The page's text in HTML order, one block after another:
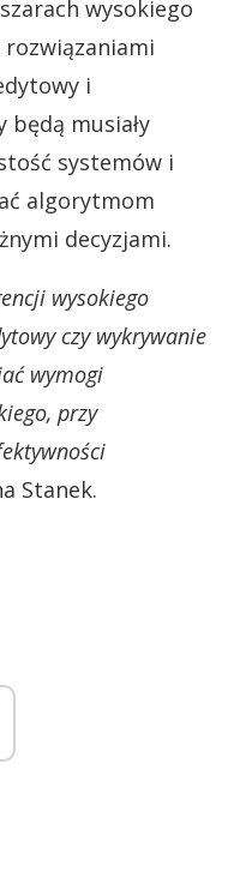
wysokiego
i
będą musiały
systemów i
algorytmom
decyzjami.
wysokiego
czy wykrywanie
wymogi
przy
Stanek.